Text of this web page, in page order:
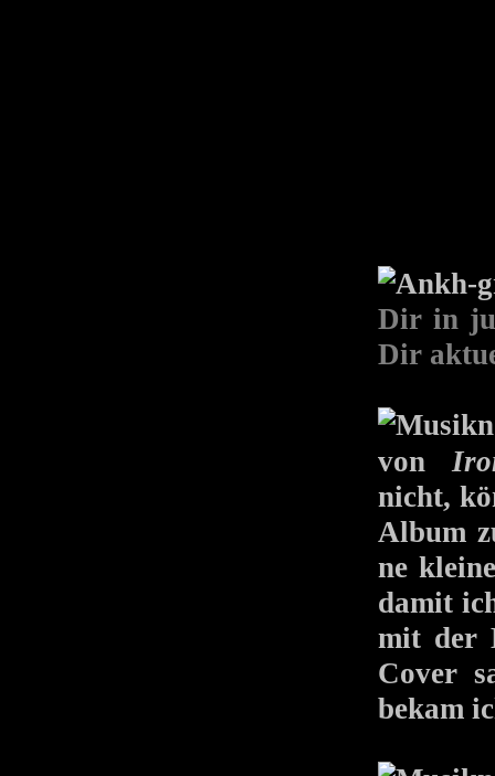
Dir in
Dir
von
nicht,
Album
ne
damit
mit der
Cover
bekam